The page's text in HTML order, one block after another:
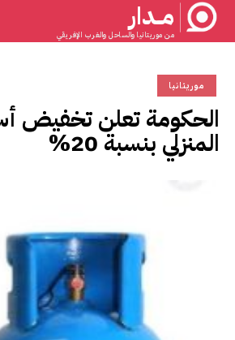
مــدار
من موريتانيا والساحل والغرب الإفريقي
موريتانيا
الحكومة تعلن تخفيض
المنزلي بنسبة 20%